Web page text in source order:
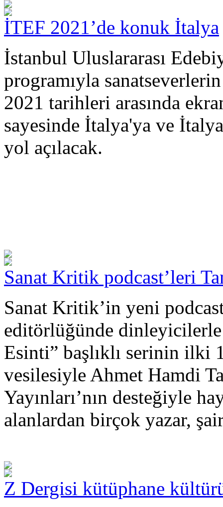
İTEF 2021’de konuk İtalya
İstanbul Uluslararası
programıyla
2021 tarihleri arasında
sayesinde İtalya'ya ve
yol açılacak.
Sanat Kritik podcast’leri
Sanat Kritik’in yeni
editörlüğünde dinleyicilerle
Esinti” başlıklı serinin ilki
vesilesiyle Ahmet Hamdi
Yayınları’nın desteğiyle
alanlardan birçok yazar,
Z Dergisi kütüphane